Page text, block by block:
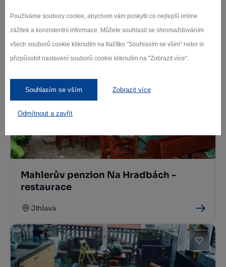
Používáme soubory cookie, abychom vám poskytli co nejlepší online
zážitek a konzistentní informace. Můžete souhlasit se shromažďováním
všech souborů cookie kliknutím na tlačítko "Souhlasím se vším" nebo si
přizpůsobit nastavení souborů cookie kliknutím na "Zobrazit více".
Souhlasím se vším Zobrazit více
Odmítnout a zavřít
Restaurace Rytířsko
Jamné u Jihlavy
Mahlerův penzion Na Hradbách -
restaurace
Jihlava